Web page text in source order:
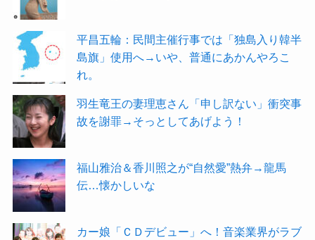
平昌五輪：民間主催行事では「独島入り韓半
島旗」使用へ→いや、普通にあかんやろこ
れ。
羽生竜王の妻理恵さん「申し訳ない」衝突事
故を謝罪→そっとしてあげよう！
福山雅治＆香川照之が“自然愛”熱弁→龍馬
伝…懐かしいな
カー娘「ＣＤデビュー」へ！音楽業界がラブ